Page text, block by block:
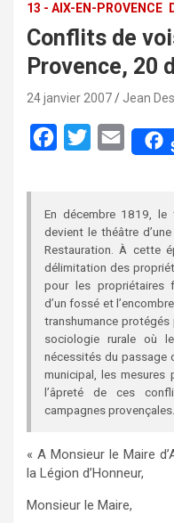
13 - AIX-EN-PROVENCE
Conflits de
Provence, 20
24 janvier 2007 Jean
e
b
o
o
k
t
t
e
r
E
i
En décembre 1819, le
devient le théâtre
Restauration. À cette
délimitation des
pour les propriétaires
d’un fossé et
transhumance protégés
sociologie rurale où
nécessités du passage
municipal, les mesures
l’âpreté de ces
campagnes provençales.
« A Monsieur le Maire
la Légion d’Honneur,
Monsieur le Maire,